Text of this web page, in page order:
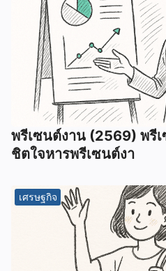
พรีเซนต์งาน (2569) พรี
ชิตใจหารพรีเซนต์งา
เศรษฐกิจ